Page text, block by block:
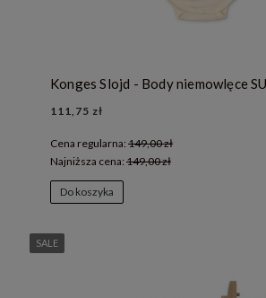
111,75 zł
Cena regularna: 149,00 zł
Najniższa cena: 149,00 zł
Do koszyka
SALE